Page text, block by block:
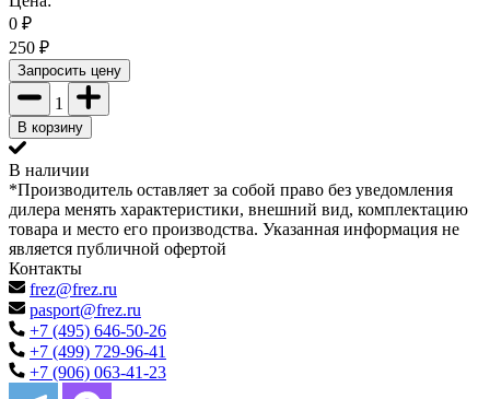
0 ₽
250 ₽
Запросить цену
1
В корзину
В наличии
*Производитель оставляет за собой право без уведомления
дилера менять характеристики, внешний вид, комплектацию
товара и место его производства. Указанная информация не
является публичной офертой
Контакты
frez@frez.ru
pasport@frez.ru
+7 (495) 646-50-26
+7 (499) 729-96-41
+7 (906) 063-41-23